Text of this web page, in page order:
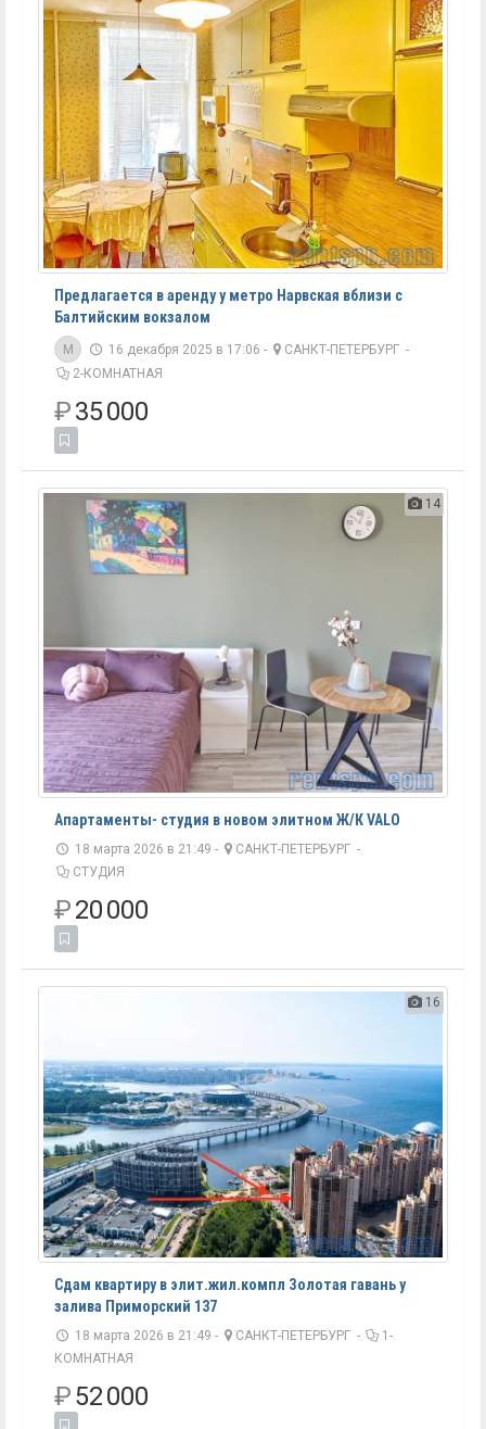
Предлагается в аренду у метро Нарвская вблизи с
Балтийским вокзалом
M 16 декабря 2025 в 17:06 - САНКТ-ПЕТЕРБУРГ -
2-КОМНАТНАЯ
₽35 000
14
Апартаменты- студия в новом элитном Ж/К VALO
18 марта 2026 в 21:49 - САНКТ-ПЕТЕРБУРГ -
СТУДИЯ
₽20 000
16
Сдам квартиру в элит.жил.компл Золотая гавань у
залива Приморский 137
18 марта 2026 в 21:49 - САНКТ-ПЕТЕРБУРГ -
1-
КОМНАТНАЯ
₽52 000